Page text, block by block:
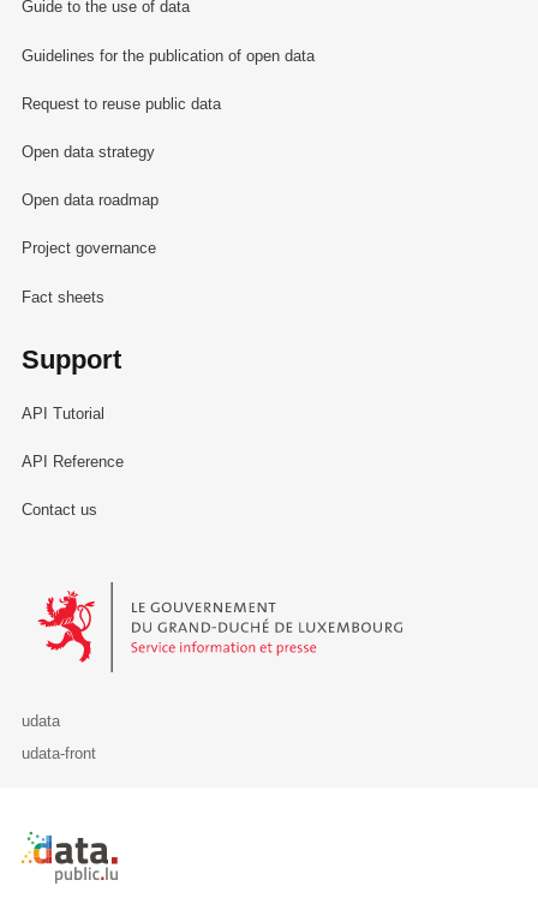
Guide to the use of data
Guidelines for the publication of open data
Request to reuse public data
Open data strategy
Open data roadmap
Project governance
Fact sheets
Support
API Tutorial
API Reference
Contact us
Le Gouvernement du Grand-Duché de Luxembourg - Service
udata
udata-front
Retour à l'accueil de data.public.lu